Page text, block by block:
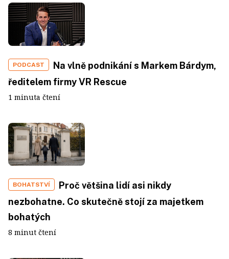
PODCAST
Na vlně podnikání s Markem Bárdym,
ředitelem firmy VR Rescue
1 minuta čtení
BOHATSTVÍ
Proč většina lidí asi nikdy
nezbohatne. Co skutečně stojí za majetkem
bohatých
8 minut čtení